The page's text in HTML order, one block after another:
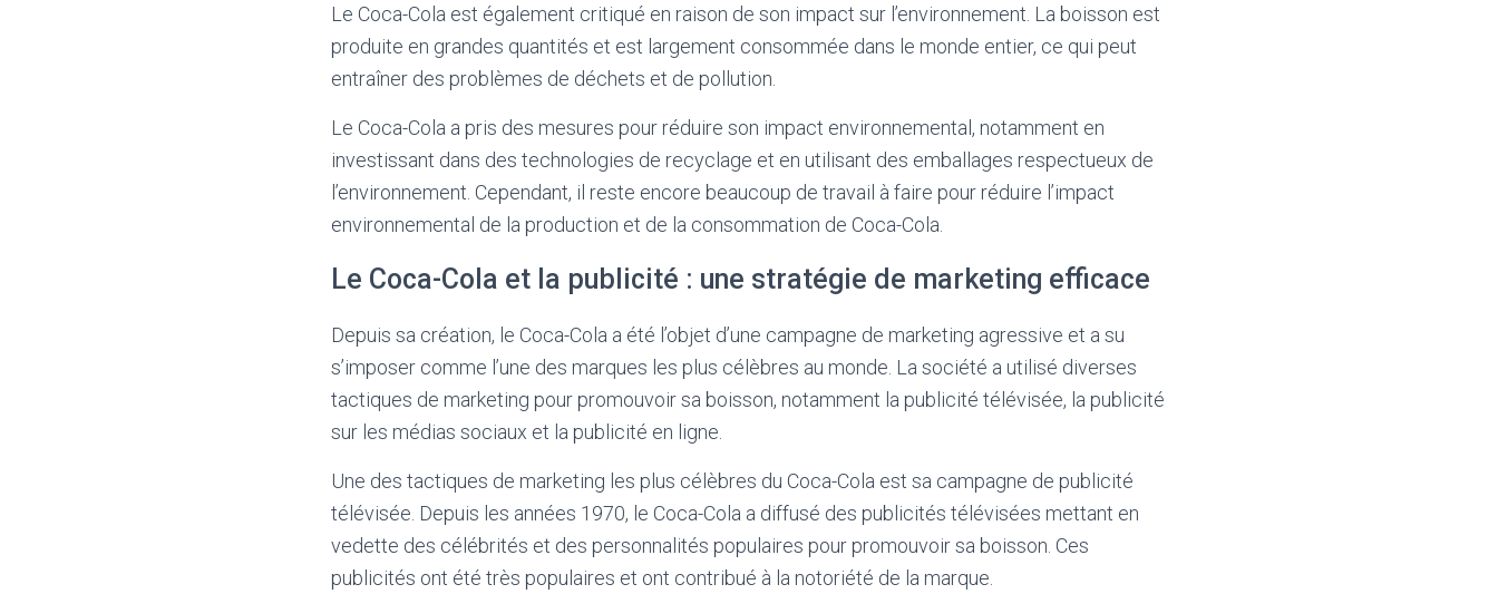
Le Coca-Cola est également critiqué en raison de son impact sur l’environnement. La boisson est
produite en grandes quantités et est largement consommée dans le monde entier, ce qui peut
entraîner des problèmes de déchets et de pollution.
Le Coca-Cola a pris des mesures pour réduire son impact environnemental, notamment en
investissant dans des technologies de recyclage et en utilisant des emballages respectueux de
l’environnement. Cependant, il reste encore beaucoup de travail à faire pour réduire l’impact
environnemental de la production et de la consommation de Coca-Cola.
Le Coca-Cola et la publicité : une stratégie de marketing efficace
Depuis sa création, le Coca-Cola a été l’objet d’une campagne de marketing agressive et a su
s’imposer comme l’une des marques les plus célèbres au monde. La société a utilisé diverses
tactiques de marketing pour promouvoir sa boisson, notamment la publicité télévisée, la publicité
sur les médias sociaux et la publicité en ligne.
Une des tactiques de marketing les plus célèbres du Coca-Cola est sa campagne de publicité
télévisée. Depuis les années 1970, le Coca-Cola a diffusé des publicités télévisées mettant en
vedette des célébrités et des personnalités populaires pour promouvoir sa boisson. Ces
publicités ont été très populaires et ont contribué à la notoriété de la marque.